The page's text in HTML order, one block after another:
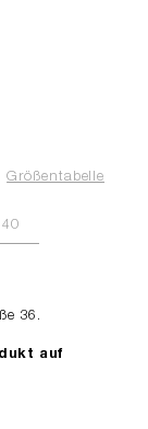
Größentabelle
40
36.
auf